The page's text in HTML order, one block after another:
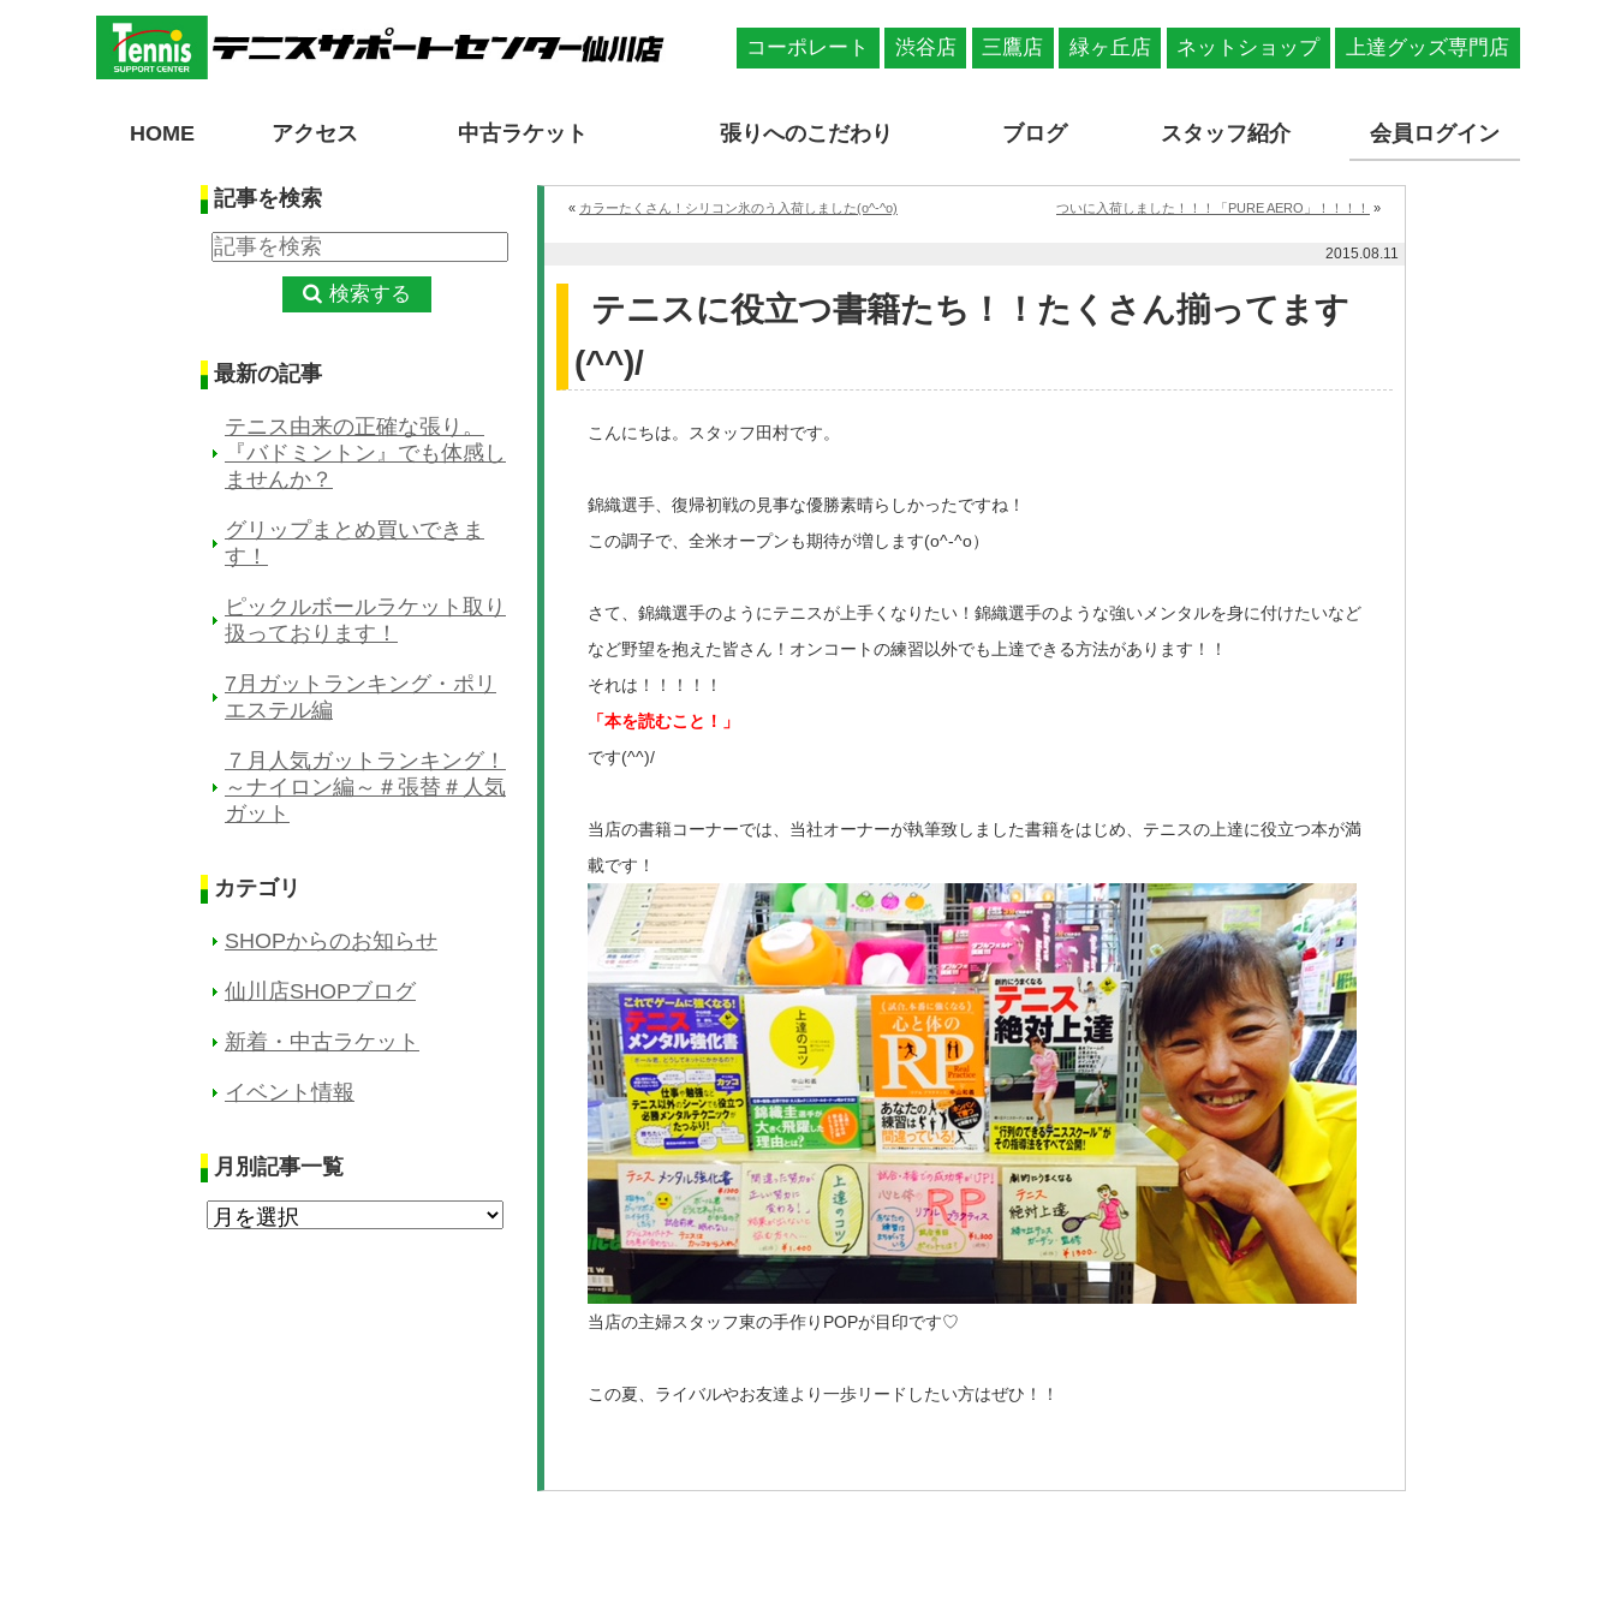
コーポレート 渋谷店 三鷹店 緑ヶ丘店 ネットショップ 上達グッズ専門店
HOME アクセス 中古ラケット 張りへのこだわり ブログ スタッフ紹介 会員ログイン
記事を検索
検索する
最新の記事
テニス由来の正確な張り。
『バドミントン』でも体感し
ませんか？
グリップまとめ買いできま
す！
ピックルボールラケット取り
扱っております！
7月ガットランキング・ポリ
エステル編
７月人気ガットランキング！
～ナイロン編～＃張替＃人気
ガット
カテゴリ
SHOPからのお知らせ
仙川店SHOPブログ
新着・中古ラケット
イベント情報
月別記事一覧
« カラーたくさん！シリコン氷のう入荷しました(o^-^o) ついに入荷しました！！！「PURE AERO」！！！！ »
2015.08.11
テニスに役立つ書籍たち！！たくさん揃ってます
(^^)/
こんにちは。スタッフ田村です。
錦織選手、復帰初戦の見事な優勝素晴らしかったですね！
この調子で、全米オープンも期待が増します(o^-^o）
さて、錦織選手のようにテニスが上手くなりたい！錦織選手のような強いメンタルを身に付けたいなど
など野望を抱えた皆さん！オンコートの練習以外でも上達できる方法があります！！
それは！！！！！
「本を読むこと！」
です(^^)/
当店の書籍コーナーでは、当社オーナーが執筆致しました書籍をはじめ、テニスの上達に役立つ本が満
載です！
当店の主婦スタッフ東の手作りPOPが目印です♡
この夏、ライバルやお友達より一歩リードしたい方はぜひ！！